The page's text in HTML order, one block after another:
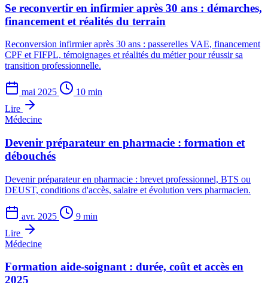
Se reconvertir en infirmier après 30 ans : démarches,
financement et réalités du terrain
Reconversion infirmier après 30 ans : passerelles VAE, financement
CPF et FIFPL, témoignages et réalités du métier pour réussir sa
transition professionnelle.
mai 2025
10 min
Lire
Médecine
Devenir préparateur en pharmacie : formation et
débouchés
Devenir préparateur en pharmacie : brevet professionnel, BTS ou
DEUST, conditions d'accès, salaire et évolution vers pharmacien.
avr. 2025
9 min
Lire
Médecine
Formation aide-soignant : durée, coût et accès en
2025